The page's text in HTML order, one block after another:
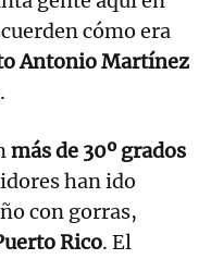
cómo era
Antonio Martínez
más de 30º grados
han ido
con gorras,
Rico. El